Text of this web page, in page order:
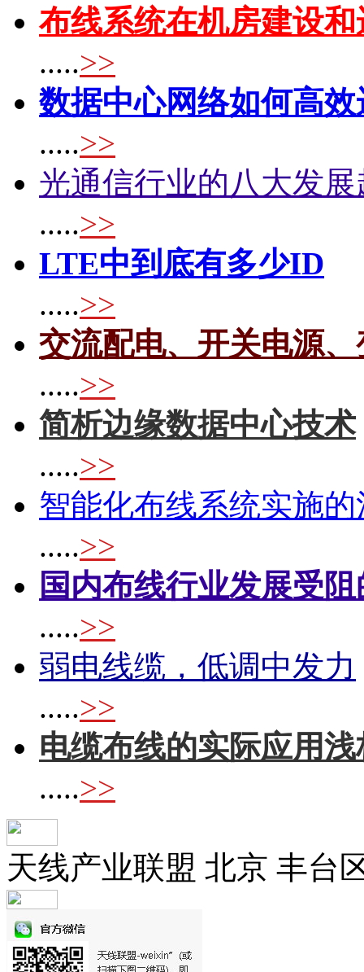
布线系统在机房建设
.....>>
数据中心网络如何高
.....>>
光通信行业的八大发展
.....>>
LTE中到底有多少ID
.....>>
交流配电、开关电源
.....>>
简析边缘数据中心技术
.....>>
智能化布线系统实施
.....>>
国内布线行业发展受
.....>>
弱电线缆，低调中发力
.....>>
电缆布线的实际应用浅
.....>>
天线产业联盟 北京 丰台